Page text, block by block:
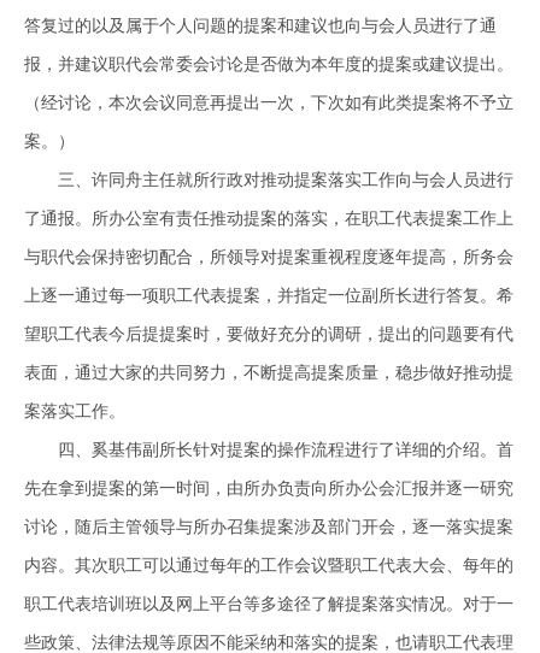
答复过的以及属于个人问题的提案和建议也向与会人员进行了通
报，并建议职代会常委会讨论是否做为本年度的提案或建议提出。
（经讨论，本次会议同意再提出一次，下次如有此类提案将不予立
案。）
三、许同舟主任就所行政对推动提案落实工作向与会人员进行
了通报。所办公室有责任推动提案的落实，在职工代表提案工作上
与职代会保持密切配合，所领导对提案重视程度逐年提高，所务会
上逐一通过每一项职工代表提案，并指定一位副所长进行答复。希
望职工代表今后提提案时，要做好充分的调研，提出的问题要有代
表面，通过大家的共同努力，不断提高提案质量，稳步做好推动提
案落实工作。
四、奚基伟副所长针对提案的操作流程进行了详细的介绍。首
先在拿到提案的第一时间，由所办负责向所办公会汇报并逐一研究
讨论，随后主管领导与所办召集提案涉及部门开会，逐一落实提案
内容。其次职工可以通过每年的工作会议暨职工代表大会、每年的
职工代表培训班以及网上平台等多途径了解提案落实情况。对于一
些政策、法律法规等原因不能采纳和落实的提案，也请职工代表理